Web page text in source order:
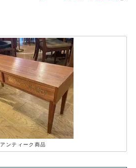
アンティーク商品